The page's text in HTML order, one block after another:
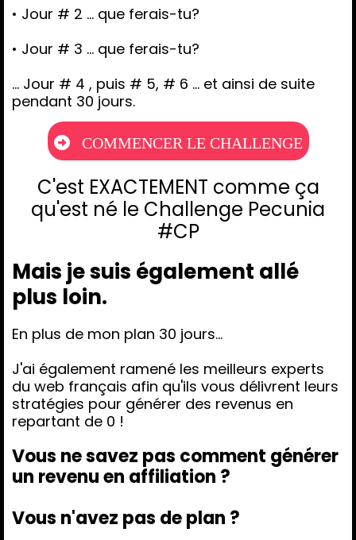
• Jour # 2 ... que ferais-tu?
• Jour # 3 ... que ferais-tu?
... Jour # 4 , puis # 5, # 6 ... et ainsi de suite
pendant 30 jours.
COMMENCER LE CHALLENGE
C'est EXACTEMENT comme ça
qu'est né le Challenge Pecunia
#CP
Mais je suis également allé
plus loin.
En plus de mon plan 30 jours...
J'ai également ramené les meilleurs experts
du web français afin qu'ils vous délivrent leurs
stratégies pour générer des revenus en
repartant de 0 !
Vous ne savez pas comment générer
un revenu en affiliation ?
Vous n'avez pas de plan ?